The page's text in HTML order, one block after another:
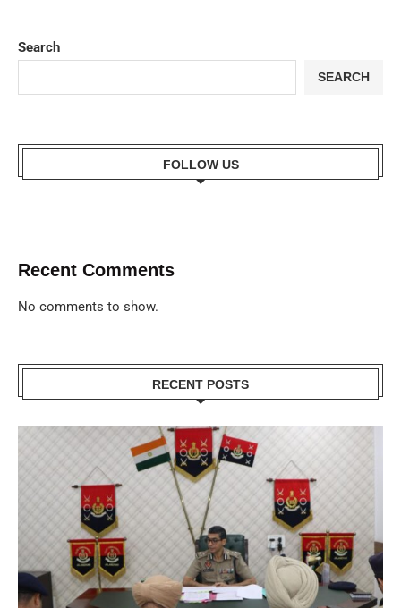
Search
SEARCH
FOLLOW US
Recent Comments
No comments to show.
RECENT POSTS